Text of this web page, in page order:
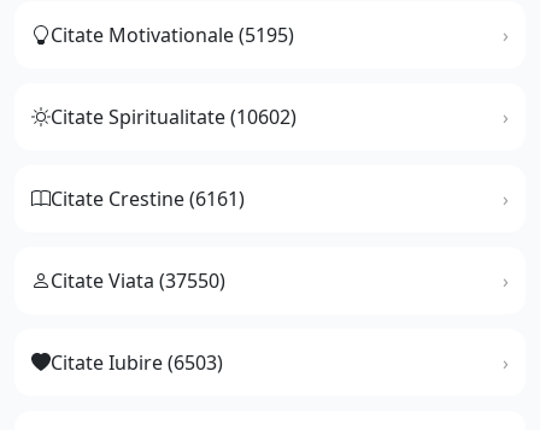
Citate Motivationale (5195)
Citate Spiritualitate (10602)
Citate Crestine (6161)
Citate Viata (37550)
Citate Iubire (6503)